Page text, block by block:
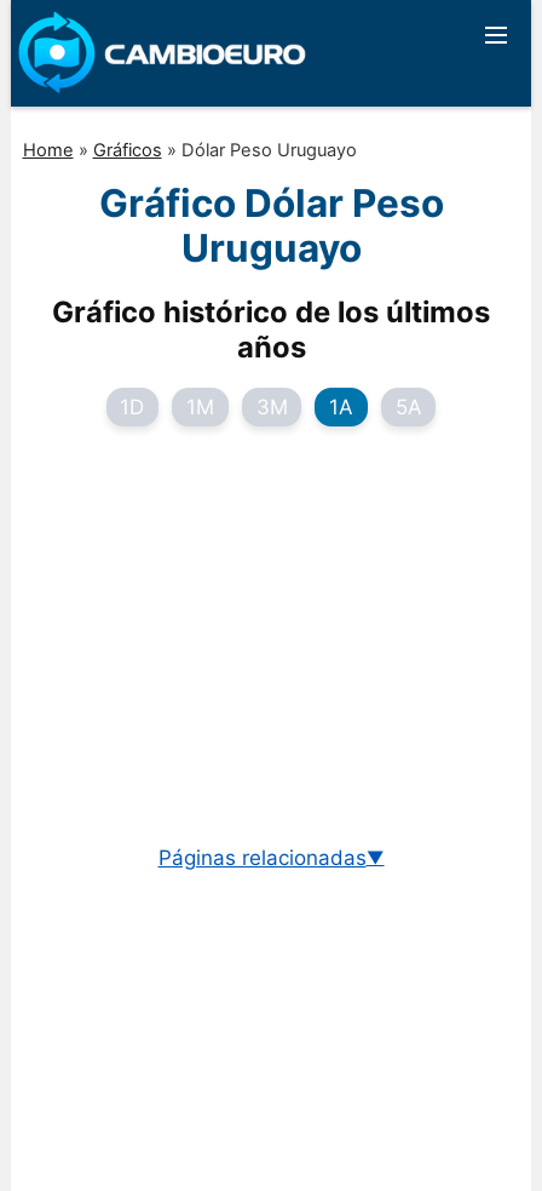
Home » Gráficos » Dólar Peso Uruguayo
Gráfico Dólar Peso
Uruguayo
Gráfico histórico de los últimos
años
1D 1M 3M 1A 5A
Páginas relacionadas▼